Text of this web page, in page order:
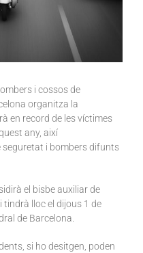
i cossos de
organitza la
en record de les víctimes
any, així
seguretat i bombers difunts
el bisbe auxiliar de
tindrà lloc el dijous 1 de
de Barcelona.
si ho desitgen, poden